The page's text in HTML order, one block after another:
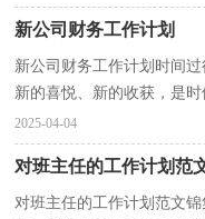
新公司财务工作计划
新公司财务工作计划时间
新的喜悦、新的收获，是
工作计划犯愁了吧！下面
2025-04-04
对班主任的工作计划范
对班主任的工作计划范文